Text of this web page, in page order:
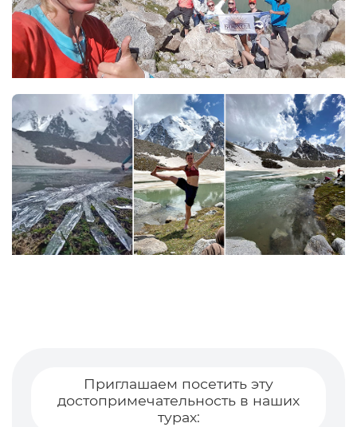
Приглашаем посетить эту
достопримечательность в наших
турах: